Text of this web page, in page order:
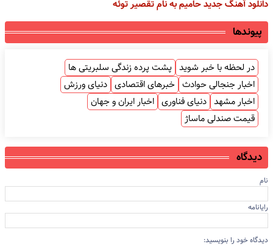
دانلود آهنگ جدید حامیم به نام تقصیر توئه
پیوندها
در لحظه با خبر شوید پشت پرده زندگی سلبریتی ها
اخبار جنجالی حوادث خبرهای اقتصادی دنیای ورزش
اخبار مشهد دنیای فناوری اخبار ایران و جهان
قیمت صندلی ماساژ
دیدگاه
نام
رایانامه
دیدگاه خود را بنویسید: